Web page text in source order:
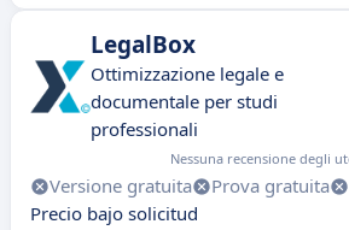
LegalBox
Ottimizzazione legale e
documentale per studi
professionali
Nessuna recensione degli
Versione gratuita Prova gratuita
Precio bajo solicitud